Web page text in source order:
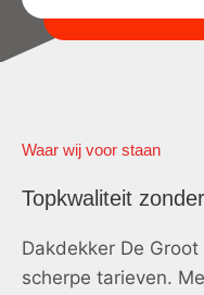
Waar wij voor staan
Topkwaliteit
Dakdekker De
scherpe tarieven.